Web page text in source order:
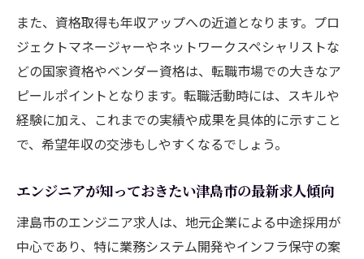
また、資格取得も年収アップへの近道となります。プロ
ジェクトマネージャーやネットワークスペシャリストな
どの国家資格やベンダー資格は、転職市場での大きなア
ピールポイントとなります。転職活動時には、スキルや
経験に加え、これまでの実績や成果を具体的に示すこと
で、希望年収の交渉もしやすくなるでしょう。
エンジニアが知っておきたい津島市の最新求人傾向
津島市のエンジニア求人は、地元企業による中途採用が
中心であり、特に業務システム開発やインフラ保守の案